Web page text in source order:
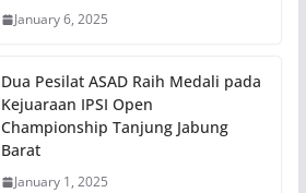
January 6, 2025
Dua Pesilat ASAD Raih Medali pada
Kejuaraan IPSI Open
Championship Tanjung Jabung
Barat
January 1, 2025